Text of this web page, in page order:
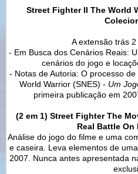
Street Fighter II The World
A extensão trás
- Em Busca dos Cenários Reais:
cenários do jogo e
- Notas de Autoria: O processo
World Warrior (SNES) - Um
primeira publicação em
(2 em 1) Street Fighter The
Real Battle On
Análise do jogo do filme e uma
e caseira. Leva elementos de
2007. Nunca antes apresentada